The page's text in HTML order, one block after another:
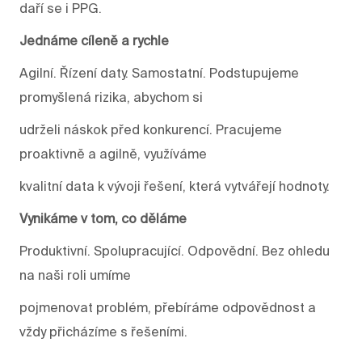
daří se i PPG.
Jednáme cíleně a rychle
Agilní. Řízení daty. Samostatní. Podstupujeme
promyšlená rizika, abychom si
udrželi náskok před konkurencí. Pracujeme
proaktivně a agilně, využíváme
kvalitní data k vývoji řešení, která vytvářejí hodnoty.
Vynikáme v tom, co děláme
Produktivní. Spolupracující. Odpovědní. Bez ohledu
na naši roli umíme
pojmenovat problém, přebíráme odpovědnost a
vždy přicházíme s řešeními.